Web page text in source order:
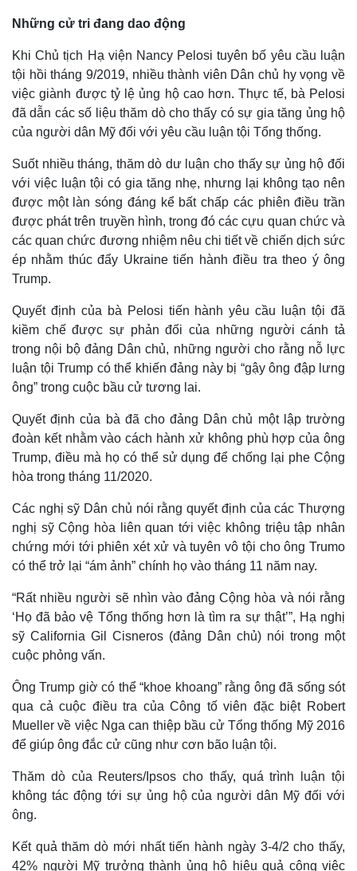
Bất động sản
Khởi nghiệp
Giá vàng
Tiêu dùng
Tỷ giá
Chứng khoán
Những cử tri đang dao động
Khi Chủ tịch Hạ viện Nancy Pelosi tuyên bố yêu cầu luận
tội hồi tháng 9/2019, nhiều thành viên Dân chủ hy vọng về
việc giành được tỷ lệ ủng hộ cao hơn. Thực tế, bà Pelosi
đã dẫn các số liệu thăm dò cho thấy có sự gia tăng ủng hộ
của người dân Mỹ đối với yêu cầu luận tội Tổng thống.
Suốt nhiều tháng, thăm dò dư luận cho thấy sự ủng hộ đối
với việc luận tội có gia tăng nhẹ, nhưng lại không tạo nên
được một làn sóng đáng kể bất chấp các phiên điều trần
được phát trên truyền hình, trong đó các cựu quan chức và
các quan chức đương nhiệm nêu chi tiết về chiến dịch sức
ép nhằm thúc đẩy Ukraine tiến hành điều tra theo ý ông
Trump.
Quyết định của bà Pelosi tiến hành yêu cầu luận tội đã
kiềm chế được sự phản đối của những người cánh tả
trong nội bộ đảng Dân chủ, những người cho rằng nỗ lực
luận tội Trump có thể khiến đảng này bị “gậy ông đập lưng
ông” trong cuộc bầu cử tương lai.
Quyết định của bà đã cho đảng Dân chủ một lập trường
đoàn kết nhằm vào cách hành xử không phù hợp của ông
Trump, điều mà họ có thể sử dụng để chống lại phe Cộng
hòa trong tháng 11/2020.
Các nghị sỹ Dân chủ nói rằng quyết định của các Thượng
nghị sỹ Cộng hòa liên quan tới việc không triệu tập nhân
chứng mới tới phiên xét xử và tuyên vô tội cho ông Trumo
có thể trở lại “ám ảnh” chính họ vào tháng 11 năm nay.
“Rất nhiều người sẽ nhìn vào đảng Cộng hòa và nói rằng
‘Họ đã bảo vệ Tổng thống hơn là tìm ra sự thật’”, Hạ nghị
sỹ California Gil Cisneros (đảng Dân chủ) nói trong một
cuộc phỏng vấn.
Ông Trump giờ có thể “khoe khoang” rằng ông đã sống sót
qua cả cuộc điều tra của Công tố viên đặc biệt Robert
Mueller về việc Nga can thiệp bầu cử Tổng thống Mỹ 2016
để giúp ông đắc cử cũng như cơn bão luận tội.
Thăm dò của Reuters/Ipsos cho thấy, quá trình luận tội
không tác động tới sự ủng hộ của người dân Mỹ đối với
ông.
Kết quả thăm dò mới nhất tiến hành ngày 3-4/2 cho thấy,
42% người Mỹ trưởng thành ủng hộ hiệu quả công việc